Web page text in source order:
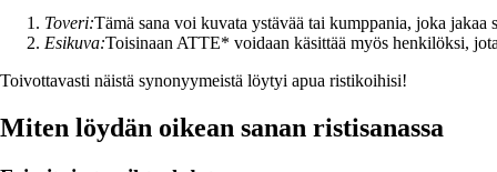
Toveri:Tämä sana voi kuvata ystävää tai kumppania, joka jakaa
Esikuva:Toisinaan ATTE* voidaan käsittää myös henkilöksi,
Toivottavasti näistä synonyymeistä löytyi apua ristikoihisi!
Miten löydän oikean sanan ristisanassa